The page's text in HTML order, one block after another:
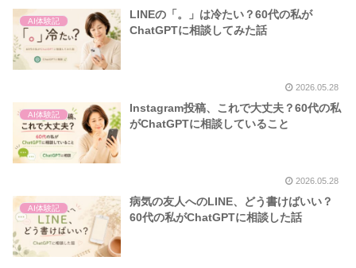
AI体験記
LINEの「。」は冷たい？60代の私が
ChatGPTに相談してみた話
2026.05.28
AI体験記
Instagram投稿、これで大丈夫？60代の私
がChatGPTに相談していること
2026.05.28
AI体験記
病気の友人へのLINE、どう書けばいい？
60代の私がChatGPTに相談した話